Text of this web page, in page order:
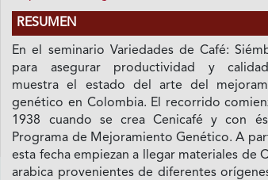
RESUMEN
En el seminario Variedades de Café:
para asegurar productividad y
muestra el estado del arte del
genético en Colombia. El recorrido
1938 cuando se crea Cenicafé y con
Programa de Mejoramiento Genético. A
esta fecha empiezan a llegar materiales de
arabica provenientes de diferentes